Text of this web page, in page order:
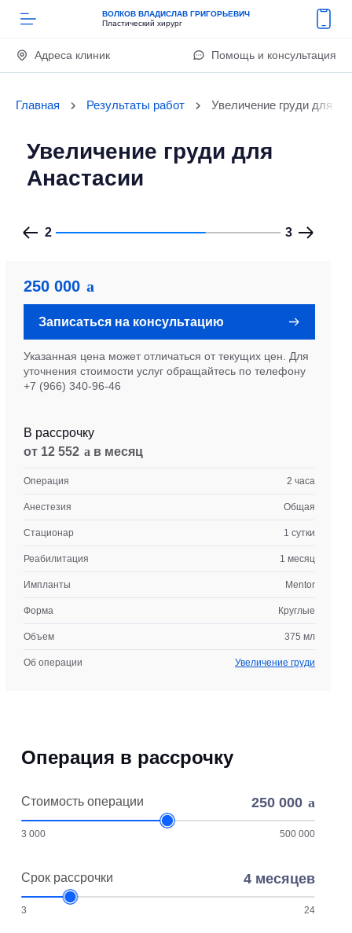
ВОЛКОВ ВЛАДИСЛАВ ГРИГОРЬЕВИЧ
Пластический хирург
Адреса клиник Помощь и консультация
Главная Результаты работ Увеличение груди для
Увеличение груди для
Анастасии
2 3
250 000
Записаться на консультацию
Указанная цена может отличаться от текущих цен. Для
уточнения стоимости услуг обращайтесь по телефону
+7 (966) 340-96-46
В рассрочку
от 12 552
в месяц
Операция 2 часа
Анестезия Общая
Стационар 1 сутки
Реабилитация 1 месяц
Импланты Mentor
Форма Круглые
Объем 375 мл
Об операции Увеличение груди
Операция в рассрочку
Стоимость операции 250 000
3 000 500 000
Cрок рассрочки 4 месяцев
3 24